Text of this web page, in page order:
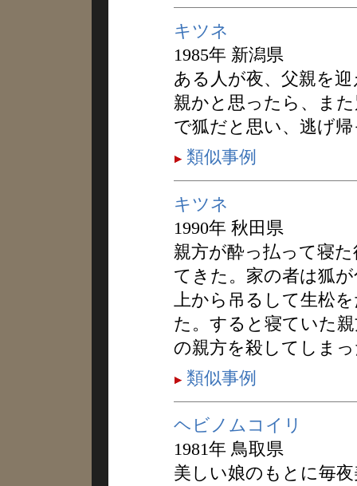
キツネ
1985年 新潟県
ある人が夜、父親を
親かと思ったら、ま
で狐だと思い、逃げ
類似事例
キツネ
1990年 秋田県
親方が酔っ払って寝
てきた。家の者は狐
上から吊るして生松
た。すると寝ていた
の親方を殺してしま
類似事例
ヘビノムコイリ
1981年 鳥取県
美しい娘のもとに毎